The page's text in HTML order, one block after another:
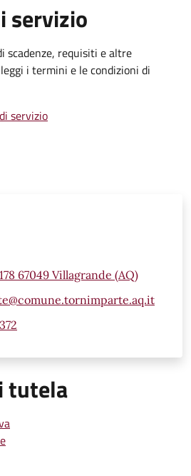
servizio
scadenze, requisiti e altre
i termini e le condizioni di
servizio
67049 Villagrande (AQ)
tutela